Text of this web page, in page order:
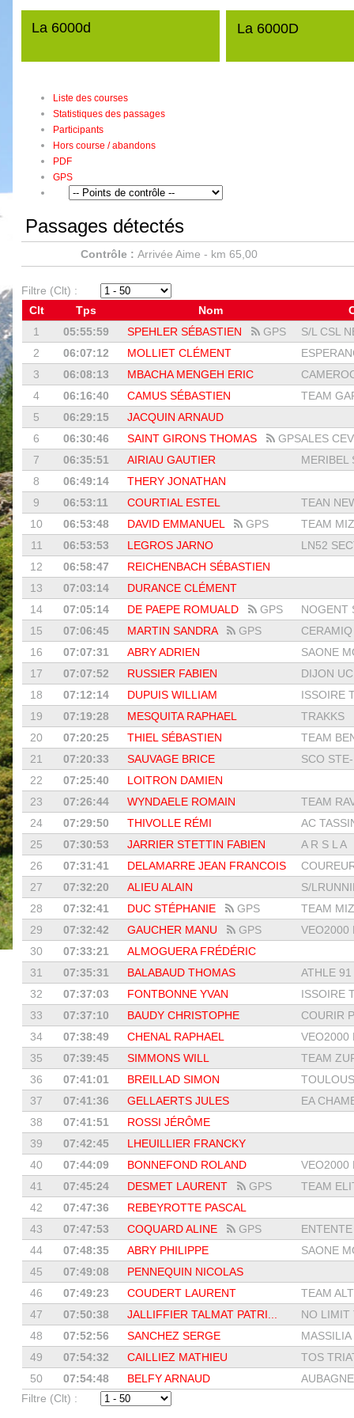
La 6000d La 6000D
Liste des courses
Statistiques des passages
Participants
Hors course / abandons
PDF
GPS
Passages détectés
Contrôle : Arrivée Aime - km 65,00
Filtre (Clt) :
Clt
Tps Nom
1
05:55:59 SPEHLER SÉBASTIEN GPS
S/L CSL
2
06:07:12 MOLLIET CLÉMENT
3
06:08:13 MBACHA MENGEH ERIC
4
06:16:40 CAMUS SÉBASTIEN
TEAM
5
06:29:15
JACQUIN ARNAUD
6
06:30:46 SAINT GIRONS THOMAS GPSALES
7
06:35:51 AIRIAU GAUTIER
MERIBEL
8
06:49:14
THERY JONATHAN
9
06:53:11 COURTIAL ESTEL
TEAN
10
06:53:48 DAVID EMMANUEL GPS
TEAM
11
06:53:53 LEGROS JARNO
LN52
12
06:58:47
REICHENBACH SÉBASTIEN
13
07:03:14
DURANCE CLÉMENT
14
07:05:14 DE PAEPE ROMUALD GPS
NOGENT
15
07:06:45 MARTIN SANDRA GPS
16
07:07:31 ABRY ADRIEN
SAONE
17
07:07:52 RUSSIER FABIEN
DIJON
18
07:12:14 DUPUIS WILLIAM
ISSOIRE
19
07:19:28 MESQUITA RAPHAEL
TRAKKS
20
07:20:25 THIEL SÉBASTIEN
TEAM
21
07:20:33 SAUVAGE BRICE
SCO
22
07:25:40
LOITRON DAMIEN
23
07:26:44 WYNDAELE ROMAIN
TEAM
24
07:29:50 THIVOLLE RÉMI
AC
25
07:30:53 JARRIER STETTIN FABIEN
A R S L A
26
07:31:41 DELAMARRE JEAN FRANCOIS
27
07:32:20 ALIEU ALAIN
S/
28
07:32:41 DUC STÉPHANIE GPS
TEAM
29
07:32:42 GAUCHER MANU GPS
VEO2000
30
07:33:21
ALMOGUERA FRÉDÉRIC
31
07:35:31 BALABAUD THOMAS
ATHLE
32
07:37:03 FONTBONNE YVAN
ISSOIRE
33
07:37:10 BAUDY CHRISTOPHE
COURIR
34
07:38:49 CHENAL RAPHAEL
VEO2000
35
07:39:45 SIMMONS WILL
TEAM
36
07:41:01 BREILLAD SIMON
37
07:41:36 GELLAERTS JULES
EA
38
07:41:51
ROSSI JÉRÔME
39
07:42:45
LHEUILLIER FRANCKY
40
07:44:09 BONNEFOND ROLAND
VEO2000
41
07:45:24 DESMET LAURENT GPS
TEAM
42
07:47:36
REBEYROTTE PASCAL
43
07:47:53 COQUARD ALINE GPS
44
07:48:35 ABRY PHILIPPE
SAONE
45
07:49:08
PENNEQUIN NICOLAS
46
07:49:23 COUDERT LAURENT
TEAM
47
07:50:38 JALLIFFIER TALMAT PATRI...
NO LIMIT
48
07:52:56 SANCHEZ SERGE
49
07:54:32 CAILLIEZ MATHIEU
TOS
50
07:54:48 BELFY ARNAUD
Filtre (Clt) :